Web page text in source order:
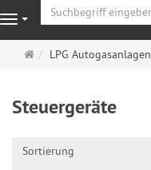
Navigation
Startseite
LPG Autogasanlagen
Steuergeräte
Sortierung